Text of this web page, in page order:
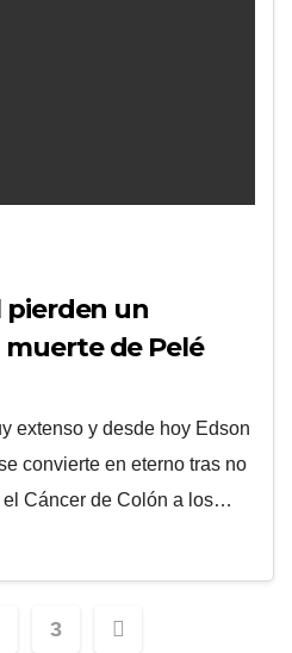
pierden un
de Pelé
extenso y desde hoy Edson
convierte en eterno tras no
Cáncer de Colón a los…
3